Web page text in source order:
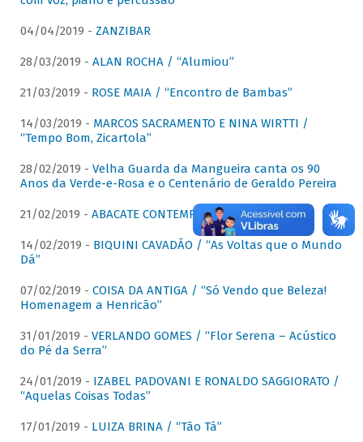
04/04/2019 - ZANZIBAR
28/03/2019 - ALAN ROCHA / “Alumiou”
21/03/2019 - ROSE MAIA / “Encontro de Bambas”
14/03/2019 - MARCOS SACRAMENTO E NINA WIRTTI /
“Tempo Bom, Zicartola”
28/02/2019 - Velha Guarda da Mangueira canta os 90
Anos da Verde-e-Rosa e o Centenário de Geraldo Pereira
21/02/2019 - ABACATE CONTEMPORÂNEO
14/02/2019 - BIQUINI CAVADÃO / “As Voltas que o Mundo
Dá”
07/02/2019 - COISA DA ANTIGA / “Só Vendo que Beleza!
Homenagem a Henricão”
31/01/2019 - VERLANDO GOMES / “Flor Serena – Acústico
do Pé da Serra”
24/01/2019 - IZABEL PADOVANI E RONALDO SAGGIORATO /
“Aquelas Coisas Todas”
17/01/2019 - LUIZA BRINA / “Tão Tá”